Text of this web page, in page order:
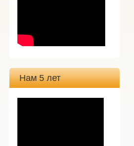
Нам 5 лет